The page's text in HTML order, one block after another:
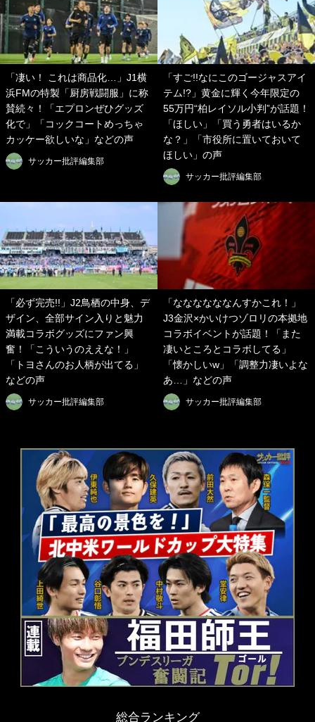
「凄い！ これは商品化…」J1横
浜FMの特製「厨房戦闘服」に称
賛続々！「エプロンぜひグッズ
化で」「コックコートめっちゃ
カッケー欲しいな」などの声
サッカー批評編集部
「すご!!なにこのゴージャスアイ
テム!?」黄金に輝く今年限定の
55万円“柏レイソル小判”が話題！
「ほしい」「買う勇者はいるか
な？」「市役所に置いておいて
ほしい」の声
サッカー批評編集部
「必ず完売!!」J2鳥栖の中身、デ
ザイン、全部サイン入りと魅力
満載コラボグッズにファン興
奮！「こういうのええな！」
「トヨさんのお人柄が出てる」
などの声
サッカー批評編集部
「ななななななんすかこれ！」
J3金沢×かいけつゾロリの本拠地
コラボイベントが話題！「また
凄いところとコラボしてる」
「懐かしいw」「調整力凄いよな
あ…」などの声
サッカー批評編集部
総合ランキング